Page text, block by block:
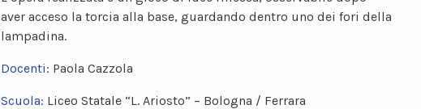
aver acceso la torcia alla base, guardando dentro uno dei fori della
lampadina.
Docenti: Paola Cazzola
Scuola: Liceo Statale “L. Ariosto” – Bologna / Ferrara